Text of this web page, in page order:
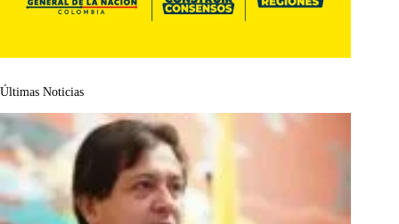
Últimas Noticias